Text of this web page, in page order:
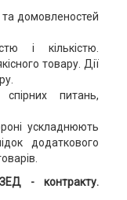
домовленостей
і кількістю.
товару. Дії
питань,
ускладнюють
додаткового
- контракту.